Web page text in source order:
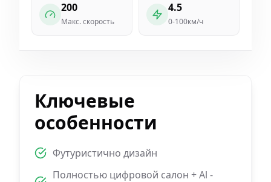
200
Макс. скорость
4.5
0-100км/ч
Ключевые
особенности
Футуристично дизайн
Полностью цифровой салон + Al -